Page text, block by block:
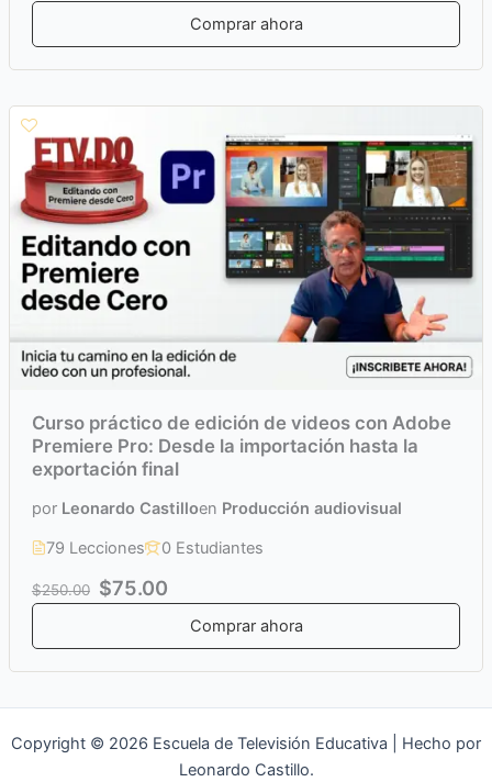
Comprar ahora
Curso práctico de edición de videos con Adobe
Premiere Pro: Desde la importación hasta la
exportación final
por Leonardo Castilloen Producción audiovisual
79 Lecciones
0 Estudiantes
$250.00 $75.00
Comprar ahora
Copyright © 2026 Escuela de Televisión Educativa | Hecho por
Leonardo Castillo.